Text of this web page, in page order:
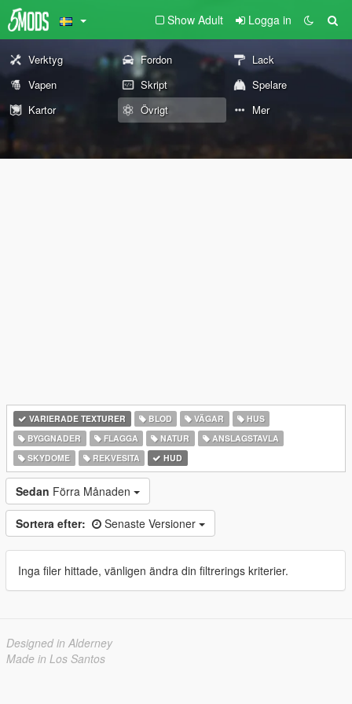
Show Adult Logga in
Verktyg Fordon
Lack
Vapen
Skript
Spelare
Kartor
Övrigt Mer
VARIERADE TEXTURER BLOD VÄGAR
HUS
BYGGNADER
FLAGGA NATUR
ANSLAGSTAVLA
SKYDOME
REKVESITA HUD
Sedan Förra Månaden
Sortera efter: Senaste Versioner
Inga filer hittade, vänligen ändra din filtrerings kriterier.
Designed in Alderney
Made in Los Santos